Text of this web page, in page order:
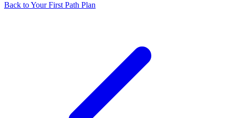
Back to Your First Path Plan